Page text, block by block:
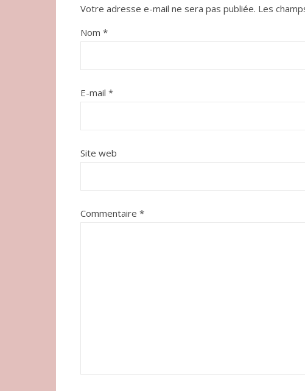
Votre adresse e-mail ne sera pas publiée. Les
Nom *
E-mail *
Site web
Commentaire *